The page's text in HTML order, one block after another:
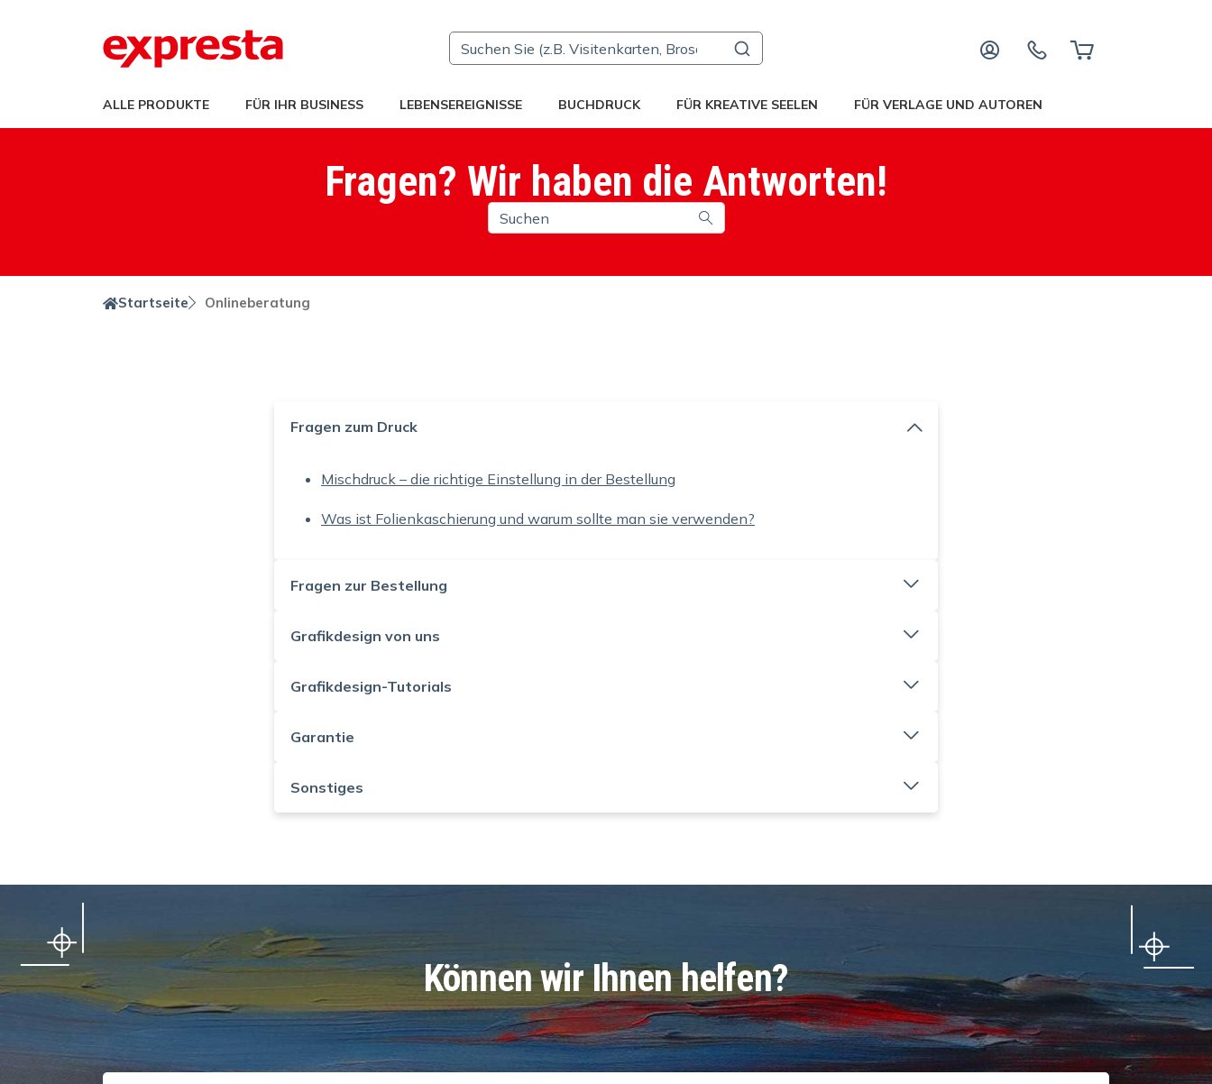
ALLE PRODUKTE FÜR IHR BUSINESS LEBENSEREIGNISSE BUCHDRUCK FÜR KREATIVE SEELEN FÜR VERLAGE UND AUTOREN
Fragen? Wir haben die Antworten!
Startseite Onlineberatung
Fragen zum Druck
Mischdruck – die richtige Einstellung in der Bestellung
Was ist Folienkaschierung und warum sollte man sie verwenden?
Fragen zur Bestellung
Grafikdesign von uns
Grafikdesign-Tutorials
Garantie
Sonstiges
Können wir Ihnen helfen?